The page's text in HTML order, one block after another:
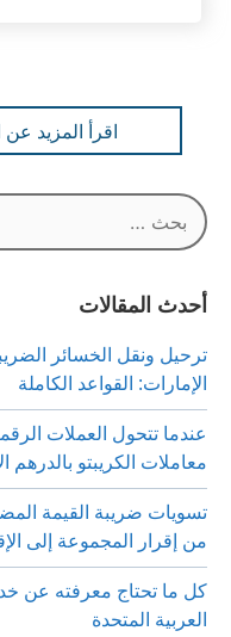
اقرأ المزيد
البحث
عن:
أحدث المقالات
ترحيل ونقل الخسائر
الإمارات: القواعد الكاملة
عندما تتحول العملات
معاملات الكريبتو بالدرهم
تسويات ضريبة القيمة
من إقرار المجموعة إلى
كل ما تحتاج معرفته عن
العربية المتحدة